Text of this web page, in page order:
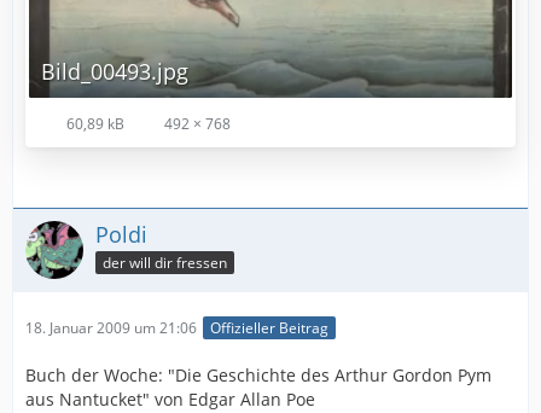
Bild_00493.jpg
60,89 kB 492 × 768
Poldi
der will dir fressen
18. Januar 2009 um 21:06 Offizieller Beitrag
Buch der Woche: "Die Geschichte des Arthur Gordon Pym
aus Nantucket" von Edgar Allan Poe